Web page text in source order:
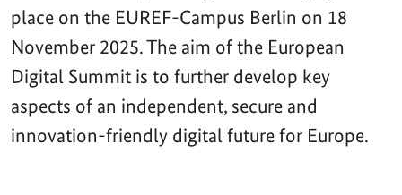
place on the EUREF-Campus Berlin on 18
November 2025. The aim of the European
Digital Summit is to further develop key
aspects of an independent, secure and
innovation-friendly digital future for Europe.